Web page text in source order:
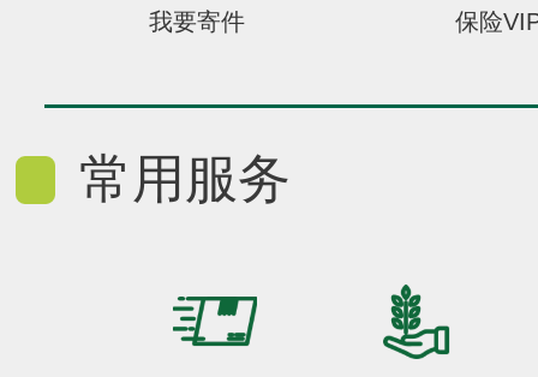
我要寄件 保险
常用服务